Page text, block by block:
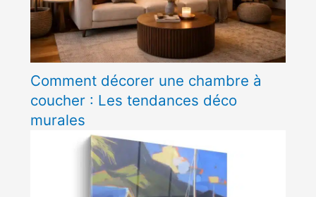
Comment décorer une chambre à
coucher : Les tendances déco
murales